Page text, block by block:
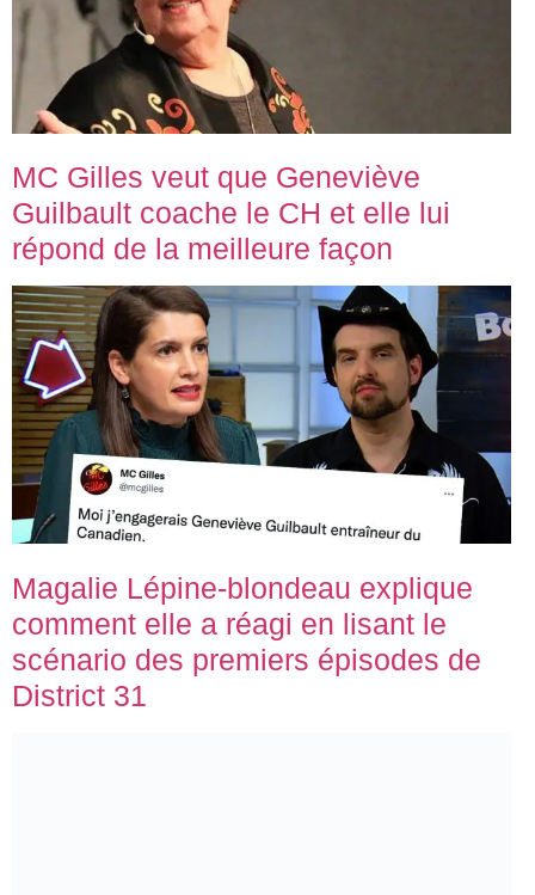
MC Gilles veut que Geneviève
Guilbault coache le CH et elle lui
répond de la meilleure façon
Magalie Lépine-blondeau explique
comment elle a réagi en lisant le
scénario des premiers épisodes de
District 31